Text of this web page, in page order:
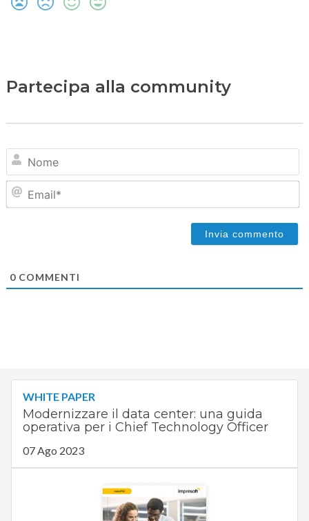
Partecipa alla community
0COMMENTI
WHITE PAPER
Modernizzare il data center: una guida
operativa per i Chief Technology Officer
07 Ago 2023